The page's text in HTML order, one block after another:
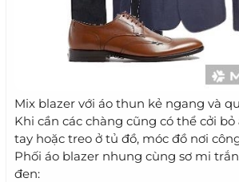
Mix blazer với áo thun kẻ ngang và
Khi cần các chàng cũng có thể cởi bỏ
tay hoặc treo ở tủ đồ, móc đồ nơi
Phối áo blazer nhung cùng sơ mi
đen: